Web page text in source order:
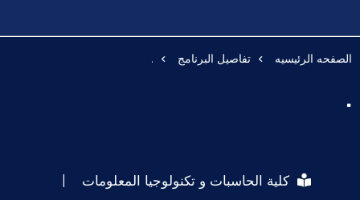
الصفحه الرئيسيه تفاصيل البرنامج .
.
كلية الحاسبات و تكنولوجيا المعلومات |